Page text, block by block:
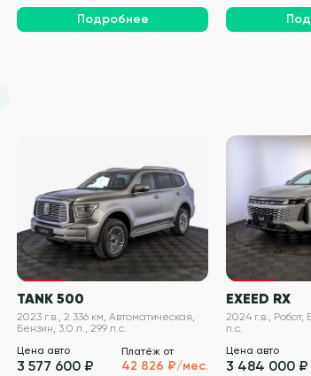
Подробнее
TANK 500
2023 г.в., 2 336 км, Автоматическая,
Бензин, 3.0 л., 299 л.с.
Цена авто
3 577 600 ₽
Платёж от
42 826 ₽/мес.
EXEED RX
2024 г.в., Робот,
л.с.
Цена авто
3 484 000 ₽